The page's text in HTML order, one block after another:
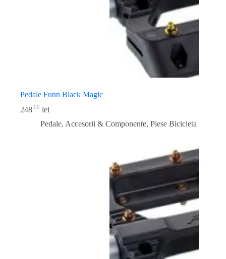
Pedale Funn Black Magic
248 00 lei
Pedale, Accesorii & Componente, Piese Bicicleta